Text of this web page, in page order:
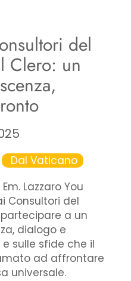
del
Clero: un
Dal Vaticano
Lazzaro You
Consultori del
a un
dialogo e
sulle sfide che il
ad affrontare
universale.